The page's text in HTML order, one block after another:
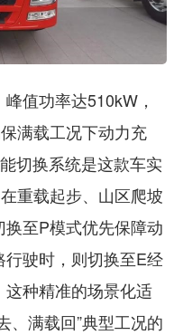
值功率达510kW，
满载工况下动力充
切换系统是这款车实
重载起步、山区爬坡
至P模式优先保障动
驶时，则切换至E经
种精准的场景化适
、满载回”典型工况的